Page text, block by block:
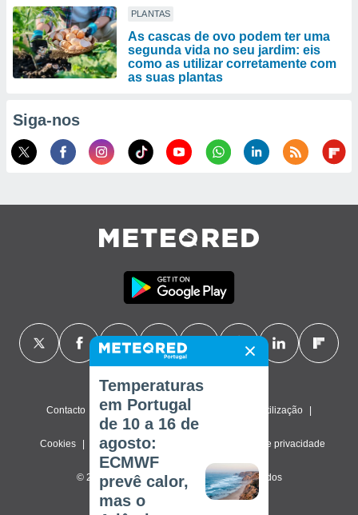
PLANTAS
As cascas de ovo podem ter uma
segunda vida no seu jardim: eis
como as utilizar corretamente com
as suas plantas
Siga-nos
Contacto Sobre nós FAQ Termos de utilização
Cookies Política de privacidade Definições de privacidade
© 2026 Meteored. Todos os direitos reservados
Temperaturas
em Portugal
de 10 a 16 de
agosto:
ECMWF
prevê calor,
mas o